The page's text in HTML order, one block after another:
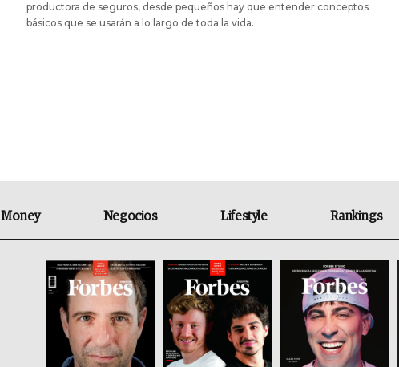
productora de seguros, desde pequeños hay que entender conceptos
básicos que se usarán a lo largo de toda la vida.
Money Negocios Lifestyle Rankings